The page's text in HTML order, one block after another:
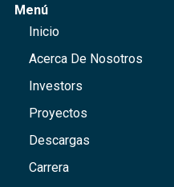
Menú
Inicio
Acerca De Nosotros
Investors
Proyectos
Descargas
Carrera